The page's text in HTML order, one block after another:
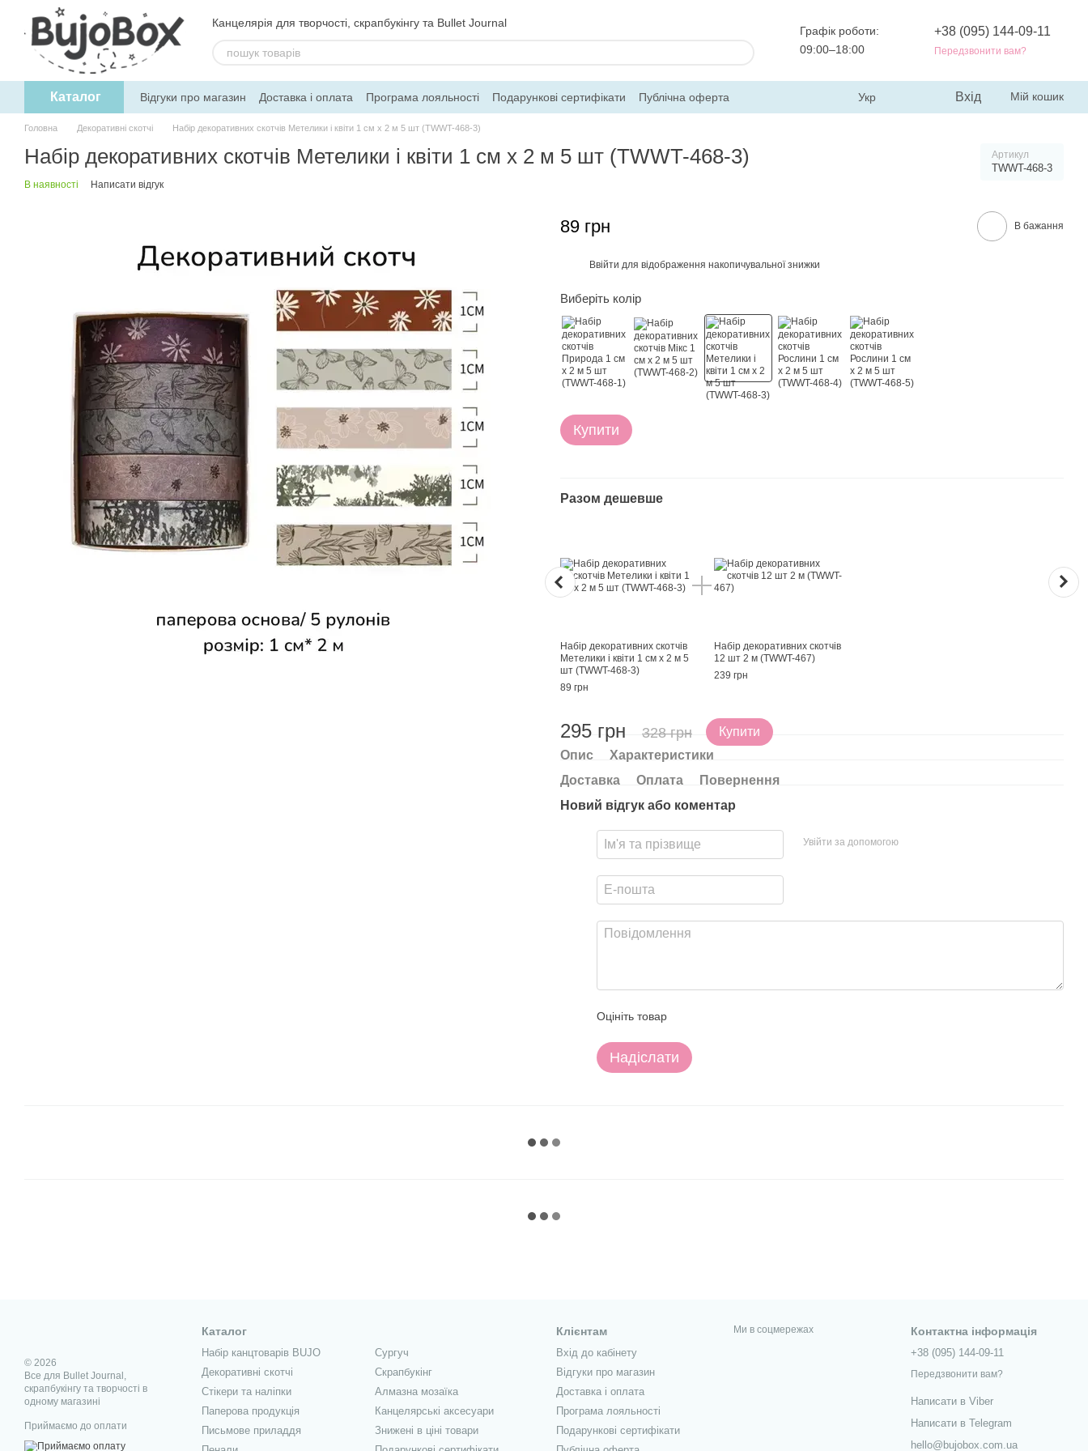
Перейти до основного контенту
Канцелярія для творчості, скрапбукінгу та Bullet Journal
Графік роботи:
09:00–18:00
+38 (095) 144-09-11
Передзвонити вам?
Каталог Відгуки про магазин Доставка і оплата Програма лояльності Подарункові сертифікати
Публічна оферта
Угода користувача
Обмін та повернення Блог Контакти Про магазин
Укр Вхід Мій кошик
Головна Декоративні скотчі Набір декоративних скотчів Метелики і квіти 1 см х 2 м 5 шт (TWWT-468-3)
Набір декоративних скотчів Метелики і квіти 1 см х 2 м 5 шт (TWWT-468-3) Артикул
TWWT-468-3
В наявності Написати відгук
89 грн В бажання
Ввійти для відображення накопичувальної знижки
Виберіть колір
Купити
Разом дешевше
Набір декоративних скотчів
Метелики і квіти 1 см х 2 м 5
шт (TWWT-468-3)
89 грн
Набір декоративних скотчів
12 шт 2 м (TWWT-467)
239 грн
295 грн 328 грн Купити
Опис
Характеристики
Доставка
Оплата
Повернення
Новий відгук або коментар
Увійти за допомогою
Оцініть товар
Надіслати
© 2026
Все для Bullet Journal,
скрапбукінгу та творчості в
одному магазині
Приймаємо до оплати
Каталог
Набір канцтоварів BUJO
Декоративні скотчі
Стікери та наліпки
Паперова продукція
Письмове приладдя
Сургуч
Скрапбукінг
Алмазна мозаїка
Канцелярські аксесуари
Знижені в ціні товари
Клієнтам
Вхід до кабінету
Відгуки про магазин
Доставка і оплата
Програма лояльності
Подарункові сертифікати
Ми в соцмережах Контактна інформація
+38 (095) 144-09-11
Передзвонити вам?
Написати в Viber
Написати в Telegram
hello@bujobox.com.ua